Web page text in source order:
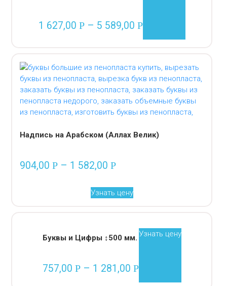
1 627,00 Р– 5 589,00 Р
Надпись на Арабском (Аллах Велик)
904,00Р – 1 582,00Р
Узнать цену
Буквы и Цифры ↕500 мм.
757,00 Р– 1 281,00 Р
Узнать цену